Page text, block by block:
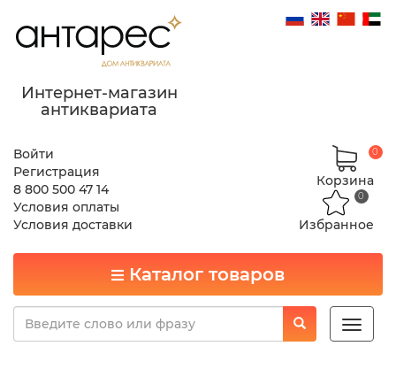
Интернет-магазин
антиквариата
Войти
Регистрация
8 800 500 47 14
Условия оплаты
Условия доставки
Корзина
0
Избранное
0
Каталог товаров
Toggle